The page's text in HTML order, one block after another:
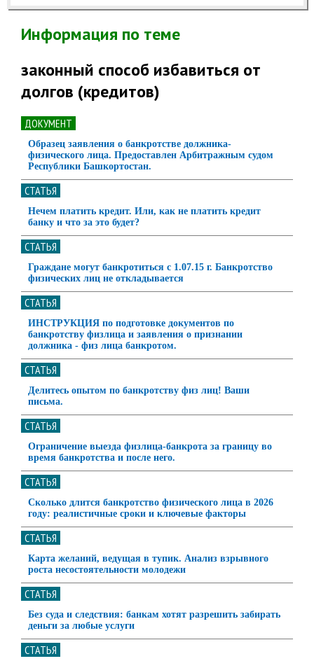
Информация по теме
законный способ избавиться от
долгов (кредитов)
ДОКУМЕНТ
Образец заявления о банкротстве должника-
физического лица. Предоставлен Арбитражным судом
Республики Башкортостан.
СТАТЬЯ
Нечем платить кредит. Или, как не платить кредит
банку и что за это будет?
СТАТЬЯ
Граждане могут банкротиться с 1.07.15 г. Банкротство
физических лиц не откладывается
СТАТЬЯ
ИНСТРУКЦИЯ по подготовке документов по
банкротству физлица и заявления о признании
должника - физ лица банкротом.
СТАТЬЯ
Делитесь опытом по банкротству физ лиц! Ваши
письма.
СТАТЬЯ
Ограничение выезда физлица-банкрота за границу во
время банкротства и после него.
СТАТЬЯ
Сколько длится банкротство физического лица в 2026
году: реалистичные сроки и ключевые факторы
СТАТЬЯ
Карта желаний, ведущая в тупик. Анализ взрывного
роста несостоятельности молодежи
СТАТЬЯ
Без суда и следствия: банкам хотят разрешить забирать
деньги за любые услуги
СТАТЬЯ